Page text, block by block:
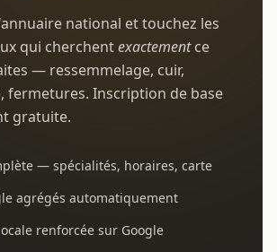
national et touchez les
qui cherchentexactementce
— ressemmelage, cuir,
fermetures. Inscription de base
gratuite.
— spécialités, horaires, carte
agrégés automatiquement
renforcée sur Google